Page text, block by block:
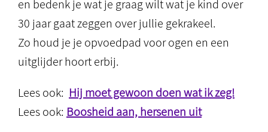
en bedenk je wat je graag wilt wat je kind over
30 jaar gaat zeggen over jullie gekrakeel.
Zo houd je je opvoedpad voor ogen en een
uitglijder hoort erbij.
Lees ook: Hij moet gewoon doen wat ik zeg!
Lees ook: Boosheid aan, hersenen uit